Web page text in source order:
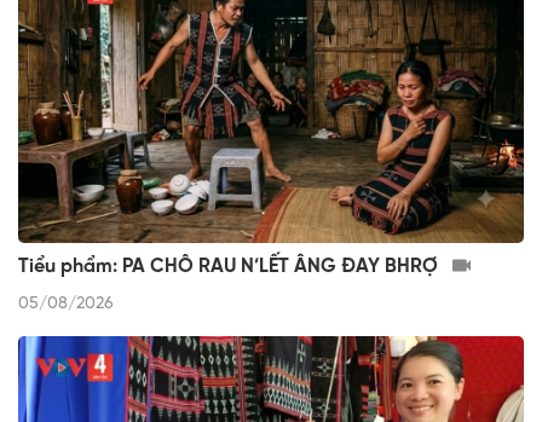
Tiểu phẩm: PA CHÔ RAU N’LẾT ÂNG ĐAY BHRỢ
05/08/2026